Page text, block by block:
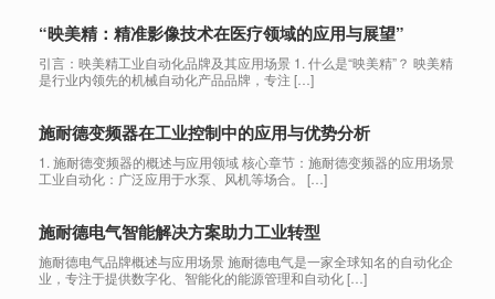
“映美精：精准影像技术在医疗领域的应用与展望”
引言：映美精工业自动化品牌及其应用场景 1. 什么是“映美精”？ 映美精
是行业内领先的机械自动化产品品牌，专注 […]
施耐德变频器在工业控制中的应用与优势分析
1. 施耐德变频器的概述与应用领域 核心章节：施耐德变频器的应用场景
工业自动化：广泛应用于水泵、风机等场合。 […]
施耐德电气智能解决方案助力工业转型
施耐德电气品牌概述与应用场景 施耐德电气是一家全球知名的自动化企
业，专注于提供数字化、智能化的能源管理和自动化 […]